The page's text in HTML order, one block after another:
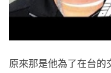
原來那是他為了在台的